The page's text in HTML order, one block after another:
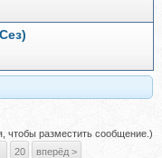
чтобы разместить сообщение.)
20 вперёд >